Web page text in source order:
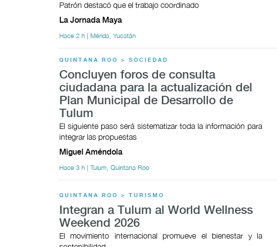
Patrón destacó que el trabajo coordinado
La Jornada Maya
Hace 2 h | Mérida, Yucatán
QUINTANA ROO > SOCIEDAD
Concluyen foros de consulta
ciudadana para la actualización del
Plan Municipal de Desarrollo de
Tulum
El siguiente paso será sistematizar toda la información para
integrar las propuestas
Miguel Améndola
Hace 3 h | Tulum, Quintana Roo
QUINTANA ROO > TURISMO
Integran a Tulum al World Wellness
Weekend 2026
El movimiento internacional promueve el bienestar y la